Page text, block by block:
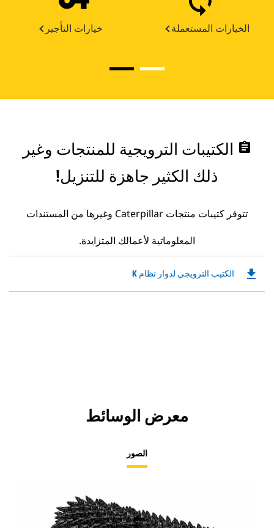
خيارات التأجير الخيارات المستعملة
assignment الكتيبات الترويجية للمنتجات وغير
ذلك الكثير جاهزة للتنزيل!
تتوفر كتيبات منتجات Caterpillar وغيرها من المستندات
المعلوماتية لأعمالك المتزايدة.
الكتيب الترويجي لدوار نظام KDownloadable
file_download
معرض الوسائط
الصور